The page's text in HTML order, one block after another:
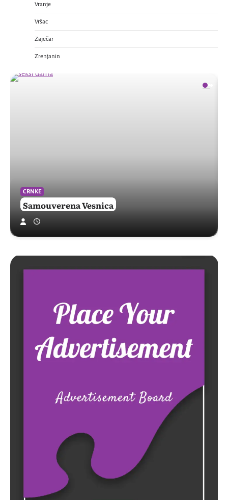
Vranje
Vršac
Zaječar
Zrenjanin
CRNKE
Samouverena Vesnica